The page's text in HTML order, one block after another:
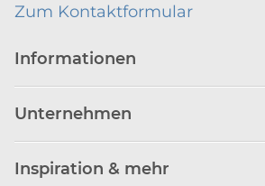
Zum Kontaktformular
Informationen
Unternehmen
Inspiration & mehr